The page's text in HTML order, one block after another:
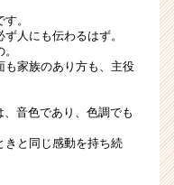
。
人にも伝わるはず。
も家族のあり方も、主役
、音色であり、色調でも
きと同じ感動を持ち続